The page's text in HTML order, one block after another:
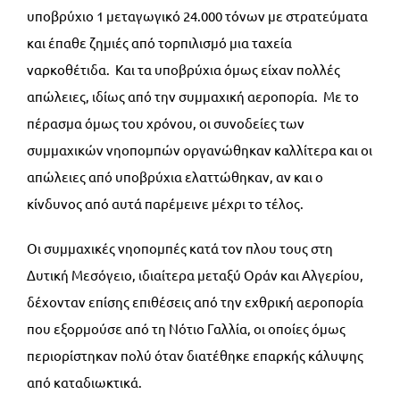
υποβρύχιο 1 μεταγωγικό 24.000 τόνων με στρατεύματα
και έπαθε ζημιές από τορπιλισμό μια ταχεία
ναρκοθέτιδα. Και τα υποβρύχια όμως είχαν πολλές
απώλειες, ιδίως από την συμμαχική αεροπορία. Με το
πέρασμα όμως του χρόνου, οι συνοδείες των
συμμαχικών νηοπομπών οργανώθηκαν καλλίτερα και οι
απώλειες από υποβρύχια ελαττώθηκαν, αν και ο
κίνδυνος από αυτά παρέμεινε μέχρι το τέλος.
Οι συμμαχικές νηοπομπές κατά τον πλου τους στη
Δυτική Μεσόγειο, ιδιαίτερα μεταξύ Οράν και Αλγερίου,
δέχονταν επίσης επιθέσεις από την εχθρική αεροπορία
που εξορμούσε από τη Νότιο Γαλλία, οι οποίες όμως
περιορίστηκαν πολύ όταν διατέθηκε επαρκής κάλυψης
από καταδιωκτικά.